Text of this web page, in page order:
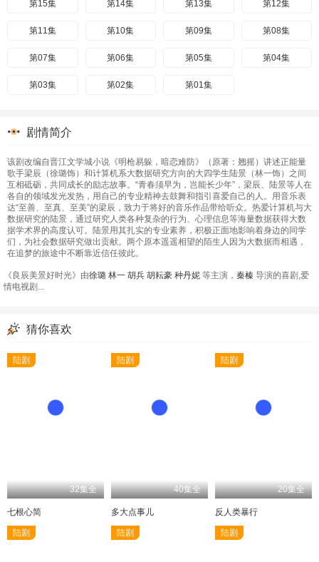
第15集 第14集 第13集 第12集
第11集 第10集 第09集 第08集
第07集 第06集 第05集 第04集
第03集 第02集 第01集
剧情简介
该剧改编自晋江文学城小说《明枪易躲，暗恋难防》（原著：翘摇）讲述正能量
歌手梁辰（徐璐饰）和计算机系大数据研究方向的大四学生陆景（林一饰）之间
互相砥砺，共同成长的励志故事。“青春须早为，岂能长少年”，梁辰、陆景等人在
各自的领域发光发热，用自己的专业精神去鼓舞和指引喜爱自己的人。用音乐表
达“至善、至真、至美”的梁辰，致力于将好的音乐作品带给听众。热爱计算机与大
数据研究的陆景，通过研究人类各种复杂的行为、心理信息等海量数据获得大数
据学术界的高度认可。陆景用其扎实的专业素养，积极正面地影响着身边的同学
们，为社会数据研究做出贡献。两个原本遥遥相望的陌生人因为大数据而相遇，
在追梦的旅途中不断靠近信任彼此。
《良辰美景好时光》由徐璐 林一 胡兵 胡耘豪 种丹妮 等主演， 秦榛 导演的喜剧,爱
情电视剧...
猜你喜欢
32集全
陆剧
七根心简
40集全
陆剧
多大点事儿
20集全
陆剧
反人类暴行
陆剧 陆剧 陆剧